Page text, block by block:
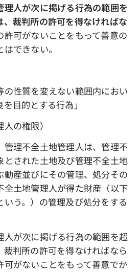
理人が次に掲げる行為の範囲を
裁判所の許可を得なければな
許可がないことをもって善意の
できない。
性質を変えない範囲内におい
目的とする行為」
の権限）
理不全土地管理人は、管理不
とされた土地及び管理不全土地
動産並びにその管理、処分その
全土地管理人が得た財産（以下
いう。）の管理及び処分をする
が次に掲げる行為の範囲を超
裁判所の許可を得なければなら
可がないことをもって善意でか